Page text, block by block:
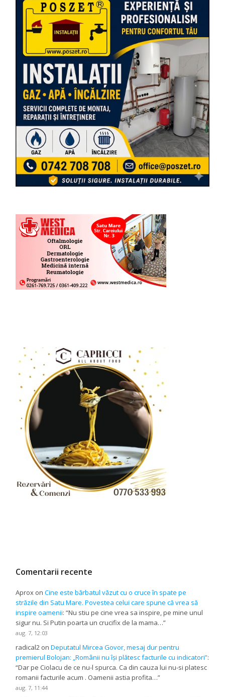
Comentarii recente
Aprox onCine este bărbatul văzut cu o cruce în spate pe
străzile din Satu Mare. Povestea celui care spune că vrea să
inspire oamenii: “Nu stiu pe cine vrea sa inspire, pe mine unul
sigur nu. Si Putin poarta un crucifix de la mama…”
aug. 7, 12:03
radical2 onDeputatul Mircea Govor, mesaj dur pentru
premierul Bolojan: „Românii nu își plătesc facturile cu indicatori”:
“Dar pe Ciolacu de ce nu-l spurca. Ca din cauza lui nu-si platesc
romanii facturile acum . Oamenii astia profita…”
aug. 7, 11:44